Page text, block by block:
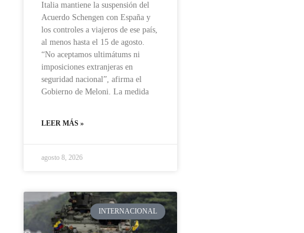
Italia mantiene la suspensión del
Acuerdo Schengen con España y
los controles a viajeros de ese país,
al menos hasta el 15 de agosto.
“No aceptamos ultimátums ni
imposiciones extranjeras en
seguridad nacional”, afirma el
Gobierno de Meloni. La medida
LEER MÁS »
agosto 8, 2026
INTERNACIONAL